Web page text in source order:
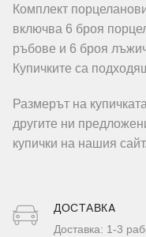
Комплект
включва 6 броя
ръбове и 6 броя
Купичките са
Размерът на
другите ни
купички на нашия сайт.
ДОСТАВКA
Доставка: 1-3